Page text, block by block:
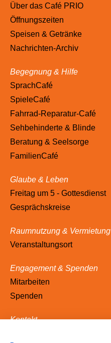
Über das Café PRIO
Öffnungszeiten
Speisen & Getränke
Nachrichten-Archiv
Begegnung & Hilfe
SprachCafé
SpieleCafé
Fahrrad-Reparatur-Café
Sehbehinderte & Blinde
Beratung & Seelsorge
FamilienCafé
Glaube & Leben
Freitag um 5 - Gottesdienst
Gesprächskreise
Raumnutzung & Vermietung
Veranstaltungsort
Engagement & Spenden
Mitarbeiten
Spenden
Kontakt